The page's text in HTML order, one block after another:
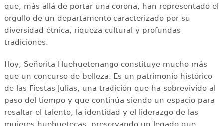
que, más allá de portar una corona, han representado el
orgullo de un departamento caracterizado por su
diversidad étnica, riqueza cultural y profundas
tradiciones.
Hoy, Señorita Huehuetenango constituye mucho más
que un concurso de belleza. Es un patrimonio histórico
de las Fiestas Julias, una tradición que ha sobrevivido al
paso del tiempo y que continúa siendo un espacio para
resaltar el talento, la identidad y el liderazgo de las